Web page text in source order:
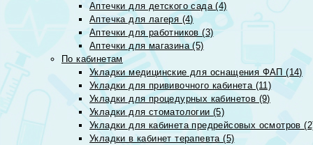
Аптечки для детского сада (4)
Аптечка для лагеря (4)
Аптечки для работников (3)
Аптечки для магазина (5)
По кабинетам
Укладки медицинские для оснащения ФАП (14)
Укладки для прививочного кабинета (11)
Укладки для процедурных кабинетов (9)
Укладки для стоматологии (5)
Укладки для кабинета предрейсовых осмотров
Укладки в кабинет терапевта (5)